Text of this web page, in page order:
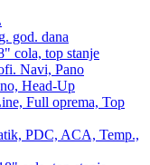
god. dana
cola, top stanje
Navi, Pano
Head-Up
Full oprema, Top
PDC, ACA, Temp.,